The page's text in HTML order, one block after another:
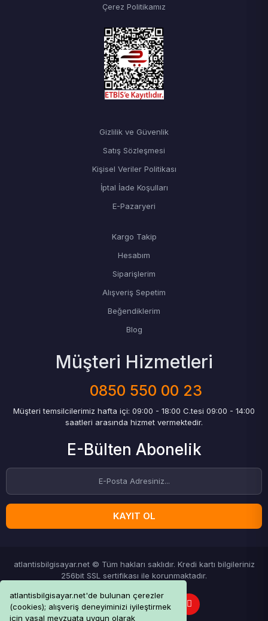
atlantisbilgisayar.net'de bulunan çerezler
(cookies); alışveriş deneyiminizi iyileştirmek
için yasal mevzuata uygun olarak
Çerez Politikamız
Gizlilik ve Güvenlik
Satış Sözleşmesi
Kişisel Veriler Politikası
İptal İade Koşulları
E-Pazaryeri
Kargo Takip
Hesabım
Siparişlerim
Alışveriş Sepetim
Beğendiklerim
Blog
Müşteri Hizmetleri
0850 550 00 23
Müşteri temsilcilerimiz hafta içi: 09:00 - 18:00 C.tesi 09:00 - 14:00
saatleri arasında hizmet vermektedir.
E-Bülten Abonelik
KAYIT OL
atlantisbilgisayar.net © Tüm hakları saklıdır. Kredi kartı bilgileriniz
256bit SSL sertifikası ile korunmaktadır.